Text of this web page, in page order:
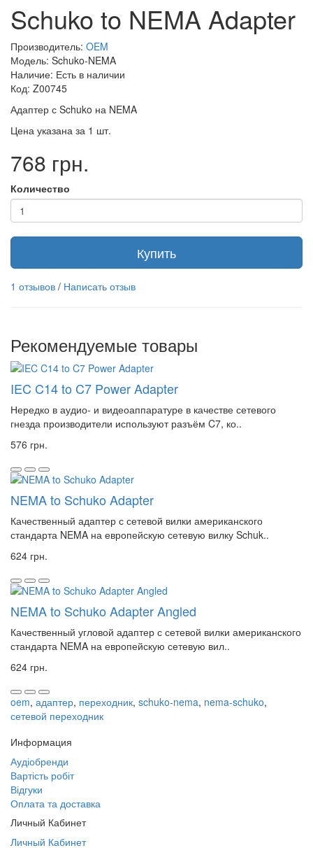
Schuko to NEMA Adapter
Производитель: OEM
Модель: Schuko-NEMA
Наличие: Есть в наличии
Код: Z00745
Адаптер с Schuko на NEMA
Цена указана за 1 шт.
768 грн.
Количество
Купить
1 отзывов / Написать отзыв
Рекомендуемые товары
IEC C14 to C7 Power Adapter
Нередко в аудио- и видеоаппаратуре в качестве сетевого
гнезда производители используют разъём C7, ко..
576 грн.
NEMA to Schuko Adapter
Качественный адаптер с сетевой вилки американского
стандарта NEMA на европейскую сетевую вилку Schuk..
624 грн.
NEMA to Schuko Adapter Angled
Качественный угловой адаптер с сетевой вилки американского
стандарта NEMA на европейскую сетевую вил..
624 грн.
oem, адаптер, переходник, schuko-nema, nema-schuko,
сетевой переходник
Информация
Аудіобренди
Вартість робіт
Відгуки
Оплата та доставка
Личный Кабинет
Личный Кабинет